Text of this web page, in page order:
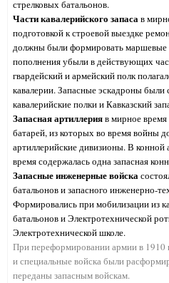
стрелковых батальонов.
Части кавалерийского запасав
подготовкой к строевой выездке
должны были формировать маршевые
пополнения убыли в действующих
гвардейский и армейский полк
кавалерии. Запасные эскадроны были
кавалерийские полки и Кавказский
Запасная артиллерияв мирное
батарей, из которых во время войны
артиллерийские дивизионы. В
время содержалась одна запасная
Запасные инженерные войска
батальонов и запасного инженерно-
Формировались при мобилизации из
батальонов и Электротехнической
Электротехнической школе.
При переформировании армии в 1910
и специальные войска были
переданы запасным войскам.